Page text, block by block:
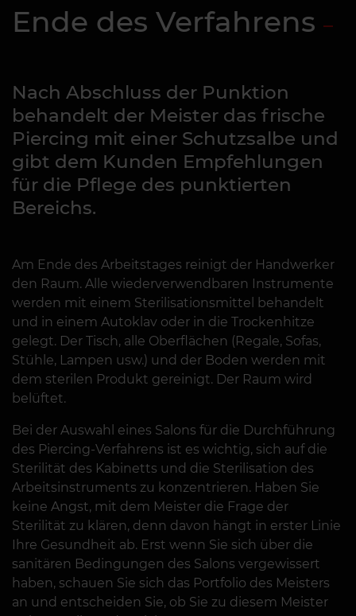
Ende des Verfahrens
Nach Abschluss der Punktion
behandelt der Meister das frische
Piercing mit einer Schutzsalbe und
gibt dem Kunden Empfehlungen
für die Pflege des punktierten
Bereichs.
Am Ende des Arbeitstages reinigt der Handwerker
den Raum. Alle wiederverwendbaren Instrumente
werden mit einem Sterilisationsmittel behandelt
und in einem Autoklav oder in die Trockenhitze
gelegt. Der Tisch, alle Oberflächen (Regale, Sofas,
Stühle, Lampen usw.) und der Boden werden mit
dem sterilen Produkt gereinigt. Der Raum wird
belüftet.
Bei der Auswahl eines Salons für die Durchführung
des Piercing-Verfahrens ist es wichtig, sich auf die
Sterilität des Kabinetts und die Sterilisation des
Arbeitsinstruments zu konzentrieren. Haben Sie
keine Angst, mit dem Meister die Frage der
Sterilität zu klären, denn davon hängt in erster Linie
Ihre Gesundheit ab. Erst wenn Sie sich über die
sanitären Bedingungen des Salons vergewissert
haben, schauen Sie sich das Portfolio des Meisters
an und entscheiden Sie, ob Sie zu diesem Meister